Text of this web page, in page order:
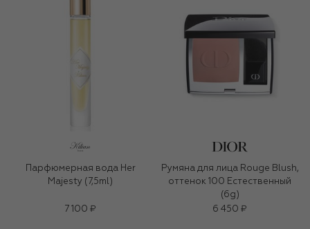
Парфюмерная вода Her
Majesty (7,5ml)
7 100 ₽
Румяна для лица Rouge Blush,
оттенок 100 Естественный
(6g)
6 450 ₽